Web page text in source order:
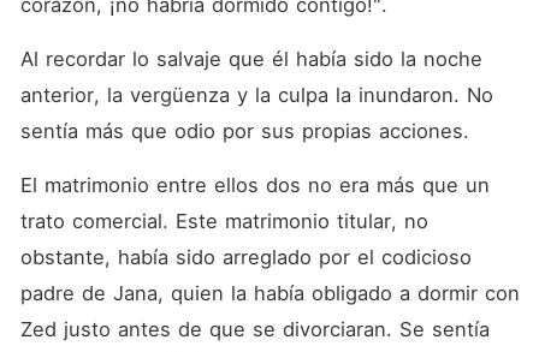
corazón, ¡no habría dormido contigo!".
Al recordar lo salvaje que él había sido la noche
anterior, la vergüenza y la culpa la inundaron. No
sentía más que odio por sus propias acciones.
El matrimonio entre ellos dos no era más que un
trato comercial. Este matrimonio titular, no
obstante, había sido arreglado por el codicioso
padre de Jana, quien la había obligado a dormir con
Zed justo antes de que se divorciaran. Se sentía